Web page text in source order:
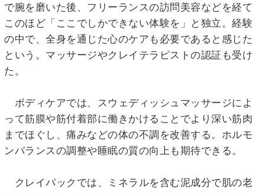
で腕を磨いた後、フリーランスの訪問美容などを経て
このほど「ここでしかできない体験を」と独立。経験
の中で、全身を通じた心のケアも必要であると感じた
という。マッサージやクレイテラピストの認証も受け
た。
ボディケアでは、スウェディッシュマッサージによ
って筋膜や筋付着部に働きかけることでより深い筋肉
までほぐし、痛みなどの体の不調を改善する。ホルモ
ンバランスの調整や睡眠の質の向上も期待できる。
クレイパックでは、ミネラルを含む泥成分で肌の老